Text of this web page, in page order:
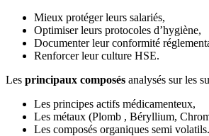
Mieux protéger leurs salariés,
Optimiser leurs protocoles d’hygiène,
Documenter leur conformité
Renforcer leur culture HSE.
Les principaux composés analysés sur les
Les principes actifs médicamenteux,
Les métaux (Plomb , Béryllium,
Les composés organiques semi volatils.